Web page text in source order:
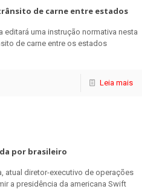
de carne entre estados
editará uma instrução normativa nesta
de carne entre os estados
Leia mais
por brasileiro
atual diretor-executivo de operações
a presidência da americana Swift